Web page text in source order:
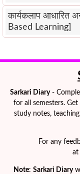
कार्यकलाप
Based Learning]
Sarkari Diary-
for all semesters.
study notes,
For any
at
Note: Sarkari Diary